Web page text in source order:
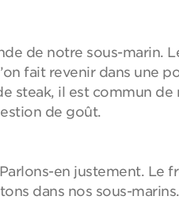
de notre sous-marin.
fait revenir dans une
steak, il est commun
de goût.
en justement. Le
dans nos sous-marins.